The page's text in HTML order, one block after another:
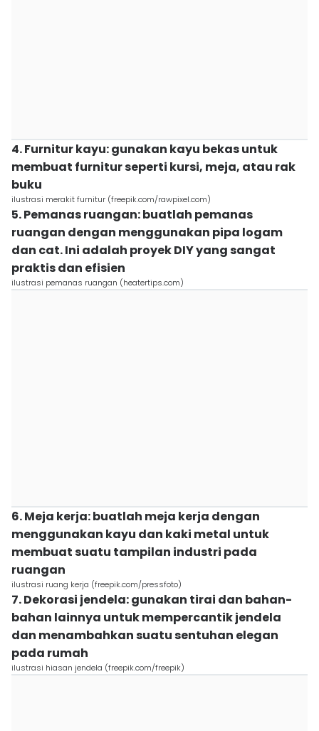
4. Furnitur kayu: gunakan kayu bekas untuk
membuat furnitur seperti kursi, meja, atau rak
buku
ilustrasi merakit furnitur (freepik.com/rawpixel.com)
5. Pemanas ruangan: buatlah pemanas
ruangan dengan menggunakan pipa logam
dan cat. Ini adalah proyek DIY yang sangat
praktis dan efisien
ilustrasi pemanas ruangan (heatertips.com)
6. Meja kerja: buatlah meja kerja dengan
menggunakan kayu dan kaki metal untuk
membuat suatu tampilan industri pada
ruangan
ilustrasi ruang kerja (freepik.com/pressfoto)
7. Dekorasi jendela: gunakan tirai dan bahan-
bahan lainnya untuk mempercantik jendela
dan menambahkan suatu sentuhan elegan
pada rumah
ilustrasi hiasan jendela (freepik.com/freepik)